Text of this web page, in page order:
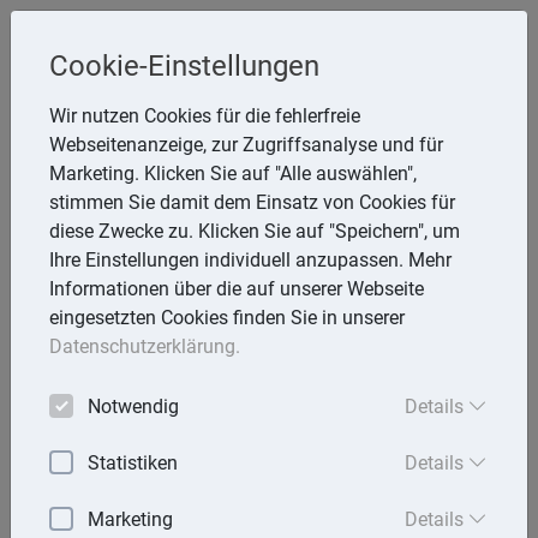
Melzer, StB
Storchsnest 6, 74535 Mainhardt
Telefon: 7903 7736
E-Mail:rathmann.melzer@t-online.de
Lexika
Volltext-Suche in den Lexika
Cookie-Einstellungen
Wir nutzen Cookies für die fehlerfreie
Webseitenanzeige, zur Zugriffsanalyse und für
Marketing. Klicken Sie auf "Alle auswählen",
stimmen Sie damit dem Einsatz von Cookies für
diese Zwecke zu. Klicken Sie auf "Speichern", um
Ihre Einstellungen individuell anzupassen. Mehr
Informationen über die auf unserer Webseite
eingesetzten Cookies finden Sie in unserer
Datenschutzerklärung.
Notwendig Details
Statistiken Details
Marketing Details